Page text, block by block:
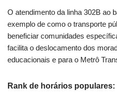
O atendimento da linha 302B ao
exemplo de como o transporte
beneficiar comunidades
facilita o deslocamento dos
educacionais e para o Metrô
Rank de horários populares: